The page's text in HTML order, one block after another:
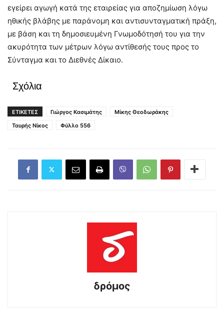
εγείρει αγωγή κατά της εταιρείας για αποζημίωση λόγω
ηθικής βλάβης με παράνομη και αντισυνταγματική πράξη,
με βάση και τη δημοσιευμένη Γνωμοδότησή του για την
ακυρότητα των μέτρων λόγω αντίθεσής τους προς το
Σύνταγμα και το Διεθνές Δίκαιο.
Σχόλια
ΕΤΙΚΕΤΕΣ Γιώργος Κασιμάτης
Μίκης Θεοδωράκης
Ταυρής Νίκος
Φύλλο 556
δρόμος